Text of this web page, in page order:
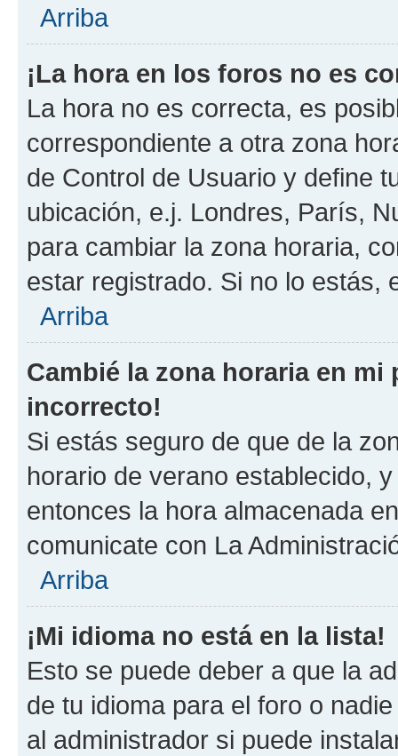
Arriba
¡La hora en los foros no es
La hora no es correcta, es
correspondiente a otra zona
de Control de Usuario y define
ubicación, e.j. Londres, París,
para cambiar la zona horaria,
estar registrado. Si no lo estás,
Arriba
Cambié la zona horaria en
incorrecto!
Si estás seguro de que de la
horario de verano establecido,
entonces la hora almacenada
comunicate con La
Arriba
¡Mi idioma no está en la lista!
Esto se puede deber a que la
de tu idioma para el foro o
al administrador si puede